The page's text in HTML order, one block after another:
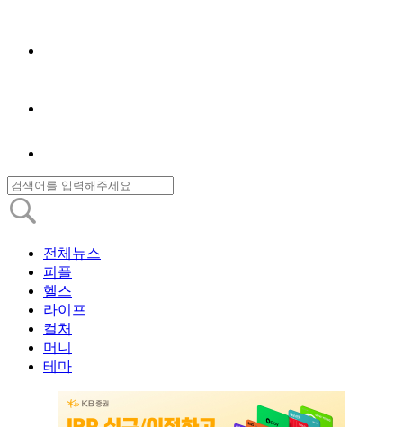
전체뉴스
피플
헬스
라이프
컬처
머니
테마